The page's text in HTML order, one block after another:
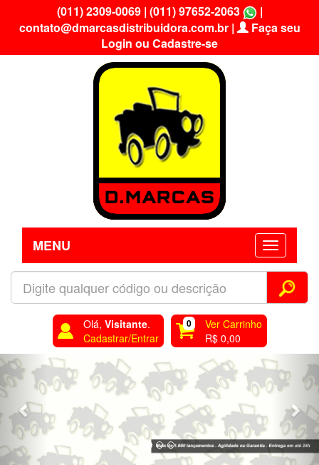
(011) 2309-0069| (011) 97652-2063
|
contato@dmarcasdistribuidora.com.br|
Faça seu
Login ou Cadastre-se
MENU
Olá, Visitante.
Cadastrar/Entrar
0
Ver Carrinho
R$ 0,00
Previous